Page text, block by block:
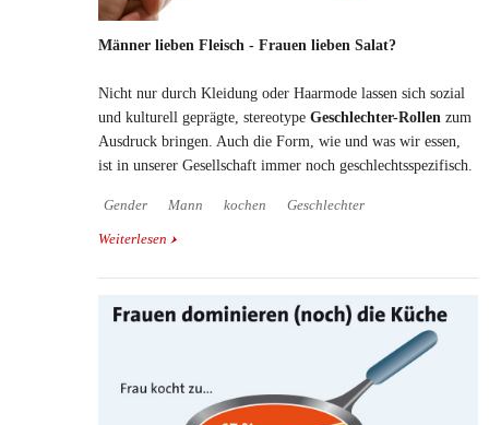
Männer lieben Fleisch - Frauen lieben Salat?
Nicht nur durch Kleidung oder Haarmode lassen sich sozial
und kulturell geprägte, stereotype Geschlechter-Rollen zum
Ausdruck bringen. Auch die Form, wie und was wir essen,
ist in unserer Gesellschaft immer noch geschlechtsspezifisch.
Gender Mann kochen Geschlechter
Weiterlesen über Männer lieben Fleisch - Frauen lieben Salat?